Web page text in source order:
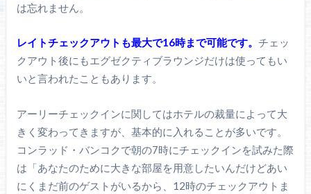
は忘れません。
レイトチェックアウトも最大で16時まで可能です。 チェッ
クアウト後にもエグゼクティブラウンジだけは使ってもい
いと言われたこともあります。
アーリーチェックインに関してはホテルの裁量によって大
きく変わってきますが、基本的に入れることが多いです。
コンラッド・バンコクで朝の7時にチェックインを試みた際
は「あなたのために大きな部屋を用意したいんだけどあい
にくまだ前のゲストがいるから、12時のチェックアウトま